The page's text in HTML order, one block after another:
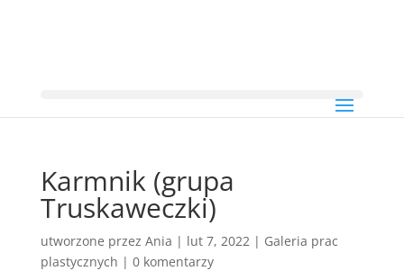
Karmnik (grupa
Truskaweczki)
utworzone przez Ania | lut 7, 2022| Galeria prac
plastycznych | 0 komentarzy